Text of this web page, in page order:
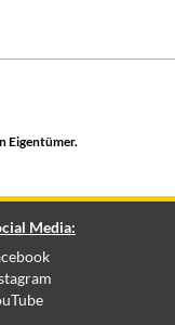
Eigentümer.
Media: